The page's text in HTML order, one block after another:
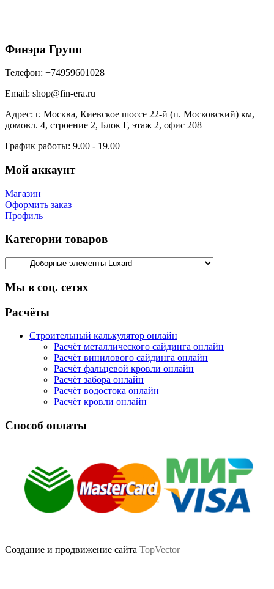
Финэра Групп
Телефон: +74959601028
Email: shop@fin-era.ru
Адрес: г. Москва, Киевское шоссе 22-й (п. Московский) км,
домовл. 4, строение 2, Блок Г, этаж 2, офис 208
График работы: 9.00 - 19.00
Мой аккаунт
Магазин
Оформить заказ
Профиль
Категории товаров
Мы в соц. сетях
Facebook
Twitter
Google
Instagram
Расчёты
Строительный калькулятор онлайн
Расчёт металлического сайдинга онлайн
Расчёт винилового сайдинга онлайн
Расчёт фальцевой кровли онлайн
Расчёт забора онлайн
Расчёт водостока онлайн
Расчёт кровли онлайн
Способ оплаты
Создание и продвижение сайта TopVector